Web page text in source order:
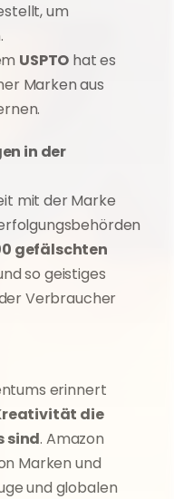
um
USPTO hat es
Marken aus
in der
gefälschten
so geistiges
Verbraucher
erinnert
die
sind. Amazon
Marken und
und globalen